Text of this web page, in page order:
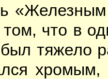
что в
тя­же­ло
хро­мым,